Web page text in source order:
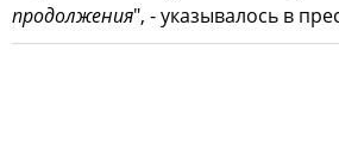
продолжения", - указывалось в